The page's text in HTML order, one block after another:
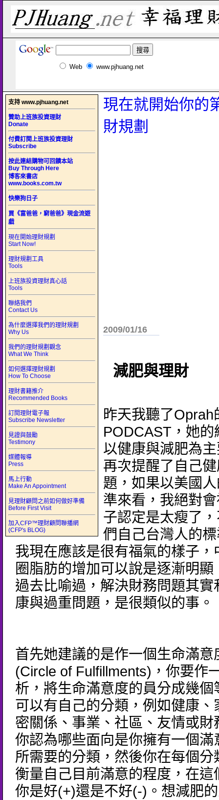
Web www.pjhuang.net
支持 www.pjhuang.net
贊助上班族投資理財
Donate
付費訂閱上班族投資理財
Subscribe
按此連結購物可回饋本站
Buy Through Here
博客來書店
www.books.com.tw
快樂狗日子
買《富爸爸，窮爸爸》現金流遊
戲
現在開始理財規劃
Start Now!
理財規劃工具
Tools
上班族投資理財真心話
Tools
聯絡我們
Contact Us
為什麼選擇我們的理財規劃
Why Us
我們的理財規劃觀念
What We Think
如何選擇理財規劃
How To Choose
理財書籍推介
Recommended Books
訂閱理財電子報
Subscribe Newsletter
見證與鼓勵
Testimony
媒體報導
Press
馬上行動
Make An Appointment
見理財顧問之前如何做好準備
Before First Visit
加入CFP™理財顧問聯播網
(CFP's BLOG)
現在就開始你的
財規劃
2009/01/16
減肥與理財
昨天我聽了Oprah
PODCAST，她的
以健康與減肥為
再次提醒了自己
題，如果以美國
準來看，我絕對
子認定是太瘦了
們自己台灣人的
我現在應該是很有福氣的樣子，
圈脂肪的增加可以說是逐漸明顯
過去比喻過，解決財務問題其實
康與過重問題，是很類似的事。
首先她建議的是作一個生命滿意
(Circle of Fulfillments)，你要作
析，將生命滿意度的員分成幾個
可以有自己的分類，例如健康、
密關係、事業、社區、友情或財
你認為哪些面向是你擁有一個滿
所需要的分類，然後你在每個分
衡量自己目前滿意的程度，在這
你是好(+)還是不好(-)。想減肥